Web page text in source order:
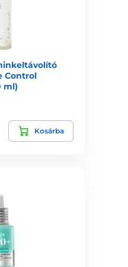
Control
ml)
Kosárba